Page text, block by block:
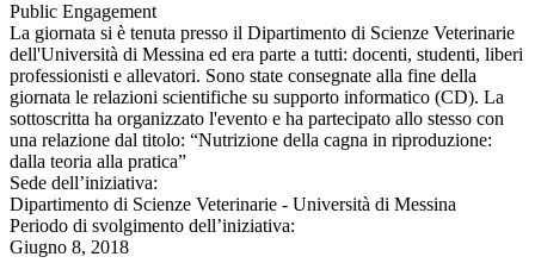
Public Engagement
La giornata si è tenuta presso il Dipartimento di Scienze Veterinarie
dell'Università di Messina ed era parte a tutti: docenti, studenti, liberi
professionisti e allevatori. Sono state consegnate alla fine della
giornata le relazioni scientifiche su supporto informatico (CD). La
sottoscritta ha organizzato l'evento e ha partecipato allo stesso con
una relazione dal titolo: “Nutrizione della cagna in riproduzione:
dalla teoria alla pratica”
Sede dell’iniziativa:
Dipartimento di Scienze Veterinarie - Università di Messina
Periodo di svolgimento dell’iniziativa:
Giugno 8, 2018